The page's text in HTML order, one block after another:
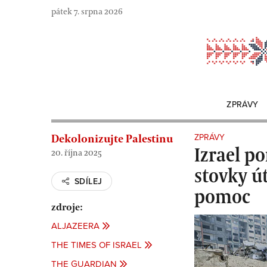
pátek 7. srpna 2026
ZPRÁVY
Dekolonizujte Palestinu
20. října 2025
SDÍLEJ
zdroje:
ALJAZEERA
THE TIMES OF ISRAEL
THE GUARDIAN
ZPRÁVY
Izrael
stovky
pomoc